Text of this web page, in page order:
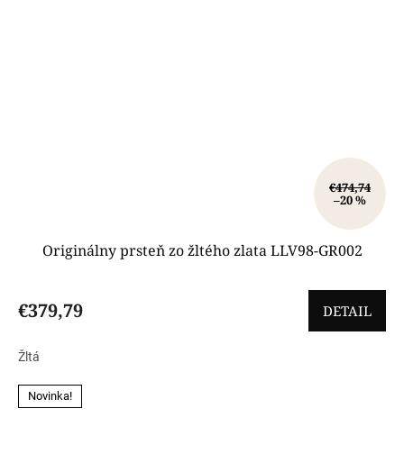
€474,74
–20 %
Originálny prsteň zo žltého zlata LLV98-GR002
€379,79 DETAIL
Žltá
Novinka!